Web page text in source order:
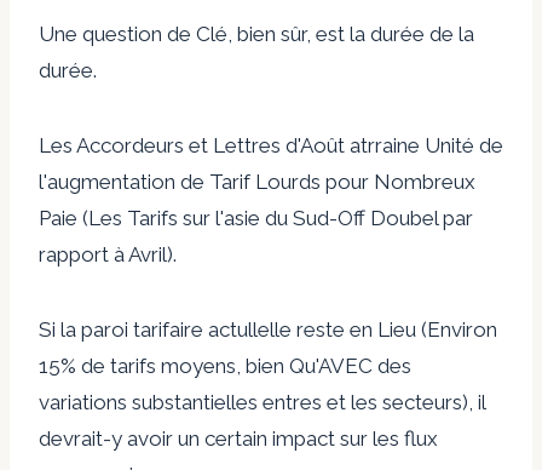
Une question de Clé, bien sûr, est la durée de la
durée.
Les Accordeurs et Lettres d'Août atrraine Unité de
l'augmentation de Tarif Lourds pour Nombreux
Paie (Les Tarifs sur l'asie du Sud-Off Doubel par
rapport à Avril).
Si la paroi tarifaire actullelle reste en Lieu (Environ
15% de tarifs moyens, bien Qu'AVEC des
variations substantielles entres et les secteurs), il
devrait-y avoir un certain impact sur les flux